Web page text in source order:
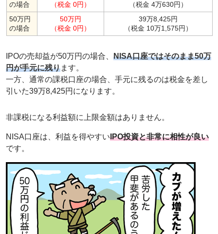
の場合
（税金 0円）
（税金 4万630円）
50万円
の場合
50万円
（税金 0円）
39万8,425円
（税金 10万1,575円）
IPOの売却益が50万円の場合、 NISA口座ではそのまま50万
円が手元に残ります。
一方、通常の課税口座の場合、手元に残るのは税金を差し
引いた39万8,425円になります。
非課税になる利益額に上限金額はありません。
NISA口座は、利益を得やすいIPO投資と非常に相性が良い
です。